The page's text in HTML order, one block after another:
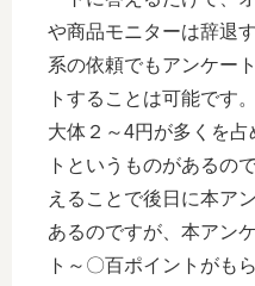
や商品モニターは辞退
系の依頼でもアンケー
トすることは可能です
大体２～4円が多くを
トというものがあるの
えることで後日に本ア
あるのですが、本アン
ト～〇百ポイントがも